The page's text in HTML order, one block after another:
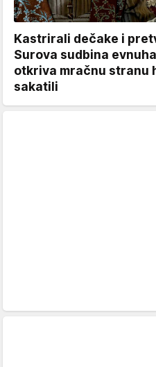
Kastrirali dečake i
Surova sudbina
otkriva mračnu stranu
sakatili